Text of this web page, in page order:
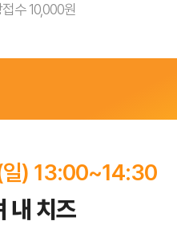
수 10,000원
일) 13:00~14:30
내 치즈